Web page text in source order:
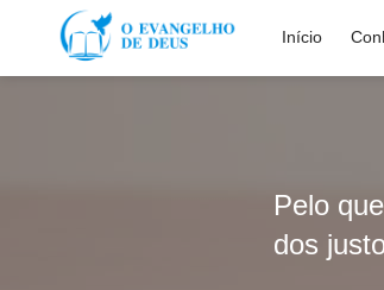
Início
Pelo
dos